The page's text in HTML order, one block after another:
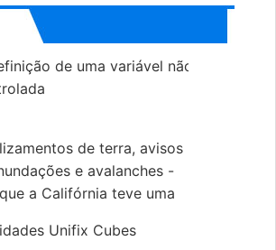
de uma variável não
de terra, avisos
e avalanches -
a Califórnia teve uma
Unifix Cubes